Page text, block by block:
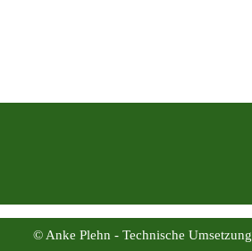
© Anke Plehn - Technische Umsetzung